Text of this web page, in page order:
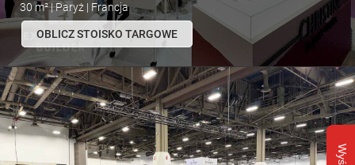
30 m² | Paryż | Francja
OBLICZ STOISKO TARGOWE